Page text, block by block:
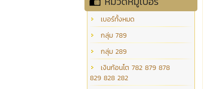
เบอร์ทั้งหมด
กลุ่ม 789
กลุ่ม 289
เงินก้อนโต 782 879 878
829 828 282